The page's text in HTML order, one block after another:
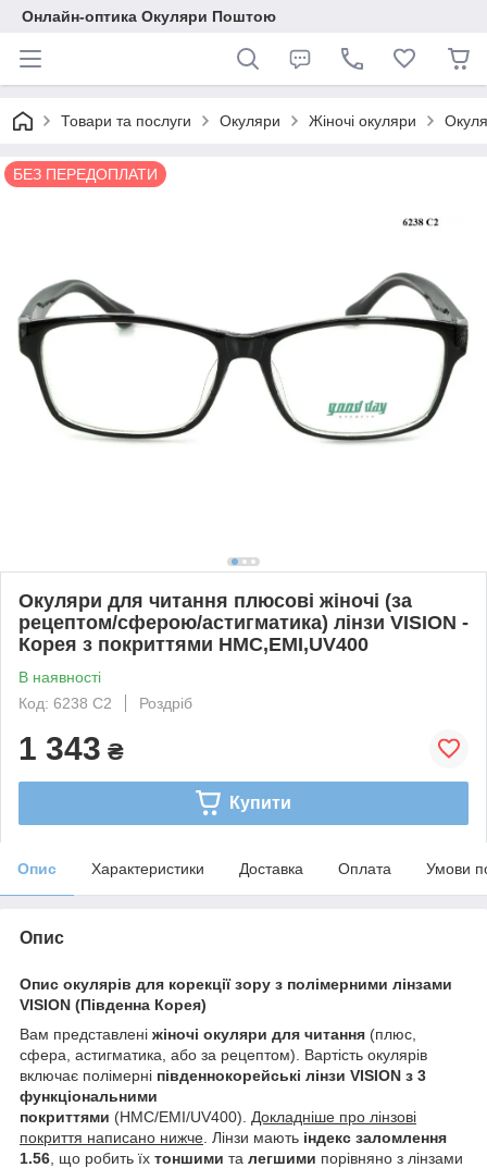
Онлайн-оптика Окуляри Поштою
Товари та послуги Окуляри Жіночі окуляри
БЕЗ ПЕРЕДОПЛАТИ
Окуляри для читання плюсові жіночі (за
рецептом/сферою/астигматика) лінзи VISION -
Корея з покриттями HMC,EMI,UV400
В наявності
Код: 6238 С2
Роздріб
1 343 ₴
Купити
Опис Характеристики Доставка Оплата Умови
Опис
Опис окулярів для корекції зору з полімерними лінзами
VISION (Південна Корея)
Вам представлені жіночі окуляри для читання (плюс,
сфера, астигматика, або за рецептом).
Вартість окулярів
включає полімерні південнокорейські лінзи VISION з 3
функціональними
покриттями (HMC/EMI/UV400). Докладніше про лінзові
покриття написано нижче . Лінзи мають індекс заломлення
1.56 , що робить їх тоншими та легшими порівняно з лінзами